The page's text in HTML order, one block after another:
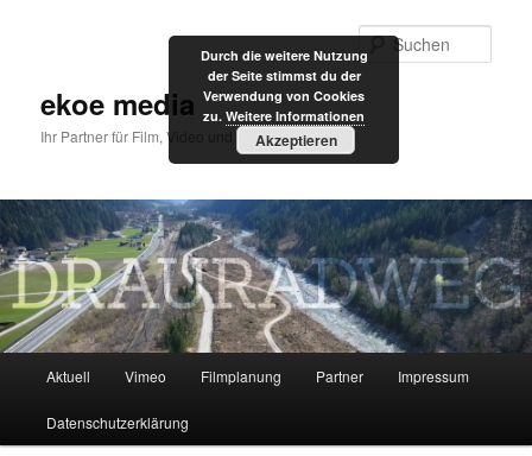
ekoe media
Ihr Partner für Film, Video und Internet
Aktuell Vimeo Filmplanung Partner Impressum
Datenschutzerklärung
Durch die weitere Nutzung
der Seite stimmst du der
Verwendung von Cookies
zu. Weitere Informationen
Akzeptieren